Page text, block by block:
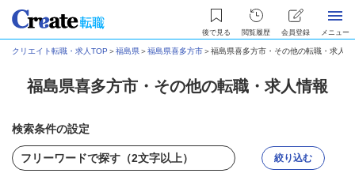
後で見る 閲覧履歴 会員登録 メニュー
クリエイト転職・求人TOP ＞福島県＞福島県喜多方市＞福島県喜多方市・その他の転職・求人情
福島県喜多方市・その他の転職・求人情報
検索条件の設定
絞り込む